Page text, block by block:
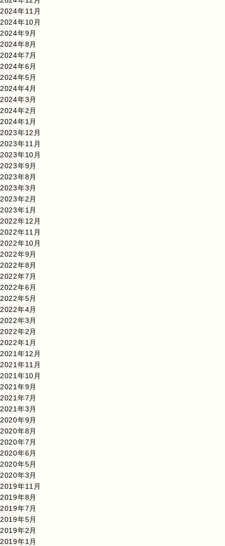
2024年11月
2024年10月
2024年9月
2024年8月
2024年7月
2024年6月
2024年5月
2024年4月
2024年3月
2024年2月
2024年1月
2023年12月
2023年11月
2023年10月
2023年9月
2023年8月
2023年3月
2023年2月
2023年1月
2022年12月
2022年11月
2022年10月
2022年9月
2022年8月
2022年7月
2022年6月
2022年5月
2022年4月
2022年3月
2022年2月
2022年1月
2021年12月
2021年11月
2021年10月
2021年9月
2021年7月
2021年3月
2020年9月
2020年8月
2020年7月
2020年6月
2020年5月
2020年3月
2019年11月
2019年8月
2019年7月
2019年5月
2019年2月
2019年1月